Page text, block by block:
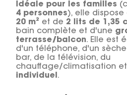
Idéale pour les familles
4 personnes), elle
20 m² et de 2 lits de 1,35
bain complète et d'une
terrasse/balcon. Elle est
d'un téléphone, d'un
bar, de la télévision, du
chauffage/climatisation
individuel.